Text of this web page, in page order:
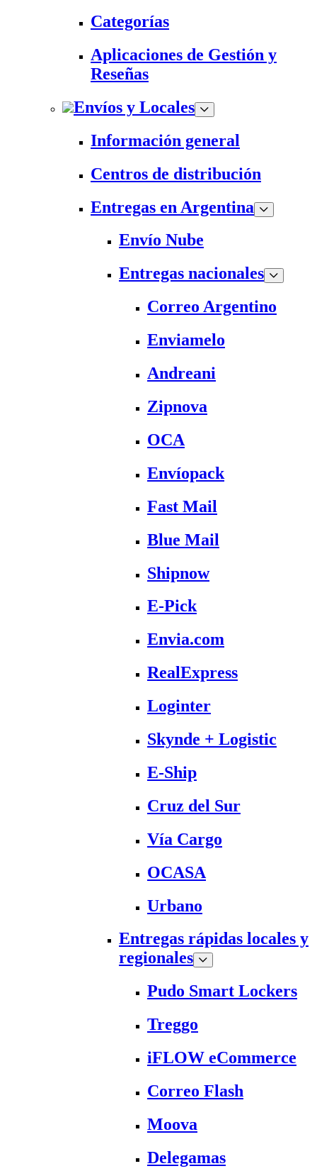
Categorías
Aplicaciones de Gestión y
Reseñas
Envíos y Locales
Información general
Centros de distribución
Entregas en Argentina
Envío Nube
Entregas nacionales
Correo Argentino
Enviamelo
Andreani
Zipnova
OCA
Envíopack
Fast Mail
Blue Mail
Shipnow
E-Pick
Envia.com
RealExpress
Loginter
Skynde + Logistic
E-Ship
Cruz del Sur
Vía Cargo
OCASA
Urbano
Entregas rápidas locales y
regionales
Pudo Smart Lockers
Treggo
iFLOW eCommerce
Correo Flash
Moova
Delegamas